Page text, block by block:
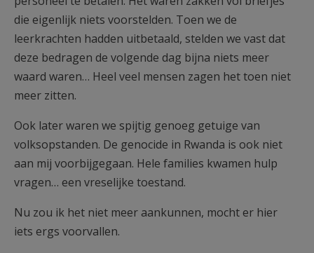
die eigenlijk niets voorstelden. Toen we de
leerkrachten hadden uitbetaald, stelden we vast dat
deze bedragen de volgende dag bijna niets meer
waard waren… Heel veel mensen zagen het toen niet
meer zitten.
Ook later waren we spijtig genoeg getuige van
volksopstanden. De genocide in Rwanda is ook niet
aan mij voorbijgegaan. Hele families kwamen hulp
vragen… een vreselijke toestand.
Nu zou ik het niet meer aankunnen, mocht er hier
iets ergs voorvallen.